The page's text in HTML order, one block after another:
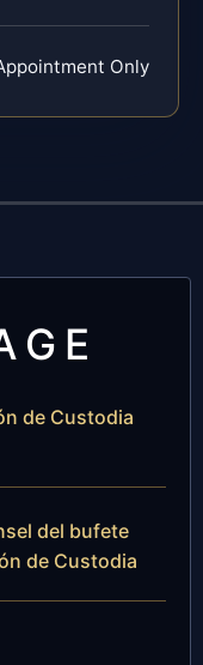
Only
de Custodia
del bufete
de Custodia